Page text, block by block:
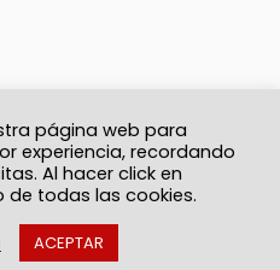
Recuerdos
y Condiciones
página web para
experiencia, recordando
Al hacer click en
de todas las cookies.
ACEPTAR